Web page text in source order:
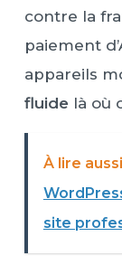
contre la
paiement
appareils
fluide là où
À lire
site